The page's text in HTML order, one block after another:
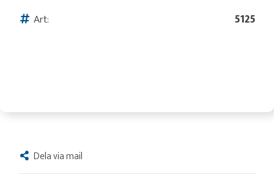
Art: 5125
Dela via mail